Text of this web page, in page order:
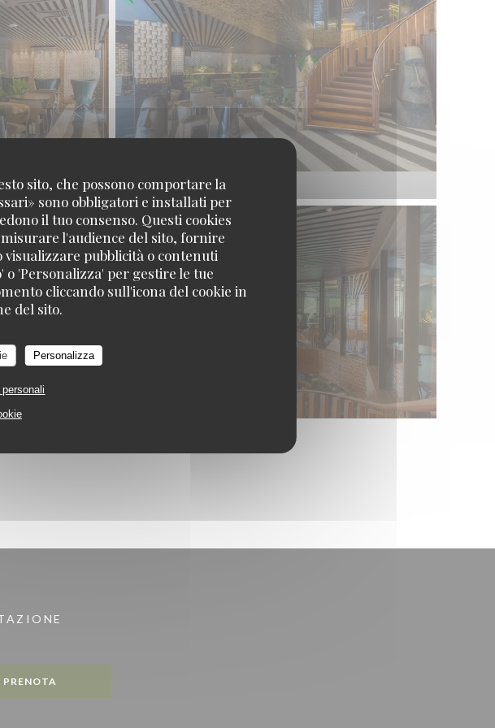
sito, che possono comportare la
sono obbligatori e installati per
il tuo consenso. Questi cookies
l'audience del sito, fornire
pubblicità o contenuti
o 'Personalizza' per gestire le tue
cliccando sull'icona del cookie in
del sito.
Personalizza
PRENOTA